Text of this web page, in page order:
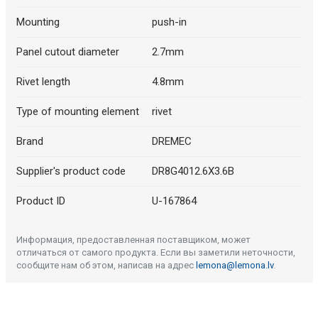
Mounting push-in
Panel cutout diameter 2.7mm
Rivet length 4.8mm
Type of mounting element rivet
Brand DREMEC
Supplier's product code DR8G4012.6X3.6B
Product ID U-167864
Информация, предоставленная поставщиком, может
отличаться от самого продукта. Если вы заметили неточности,
сообщите нам об этом, написав на адрес lemona@lemona.lv.